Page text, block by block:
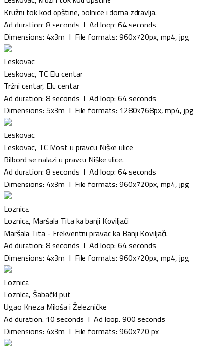
Kružni tok kod opštine, bolnice i doma zdravlja.
Ad duration: 8 seconds I Ad loop: 64 seconds
Dimensions: 4x3m I File formats: 960x720px, mp4, jpg
Leskovac
Leskovac, TC Elu centar
Tržni centar, Elu centar
Ad duration: 8 seconds I Ad loop: 64 seconds
Dimensions: 5x3m I File formats: 1280x768px, mp4, jpg
Leskovac
Leskovac, TC Most u pravcu Niške ulice
Bilbord se nalazi u pravcu Niške ulice.
Ad duration: 8 seconds I Ad loop: 64 seconds
Dimensions: 4x3m I File formats: 960x720px, mp4, jpg
Loznica
Loznica, Maršala Tita ka banji Koviljači
Maršala Tita - Frekventni pravac ka Banji Koviljači.
Ad duration: 8 seconds I Ad loop: 64 seconds
Dimensions: 4x3m I File formats: 960x720px, mp4, jpg
Loznica
Loznica, Šabački put
Ugao Kneza Miloša i Železničke
Ad duration: 10 seconds I Ad loop: 900 seconds
Dimensions: 4x3m I File formats: 960x720 px